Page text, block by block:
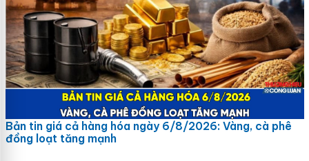
Bản tin giá cả hàng hóa ngày 6/8/2026: Vàng, cà phê
đồng loạt tăng mạnh